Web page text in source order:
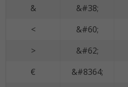
&
&#38;
<
&#60;
>
&#62;
€
&#8364;